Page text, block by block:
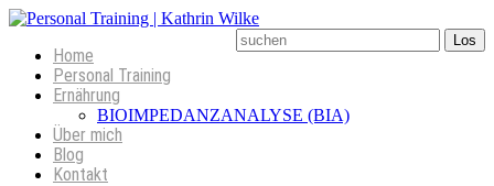
Home
Personal Training
Ernährung
BIOIMPEDANZANALYSE (BIA)
Über mich
Blog
Kontakt